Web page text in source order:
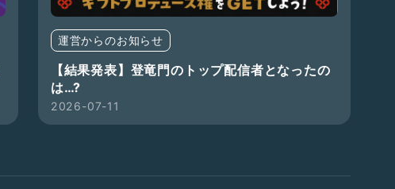
運営からのお知らせ
【結果発表】登竜門のトップ配信者となったの
は…?
2026-07-11